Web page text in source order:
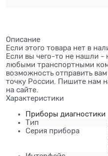
Описание
Если этого товара нет в
Если вы чего-то не нашли
любыми транспортными
возможность отправить
точку России. Пишите нам
на сайте.
Характеристики
Приборы диагностики
Тип
Серия прибора